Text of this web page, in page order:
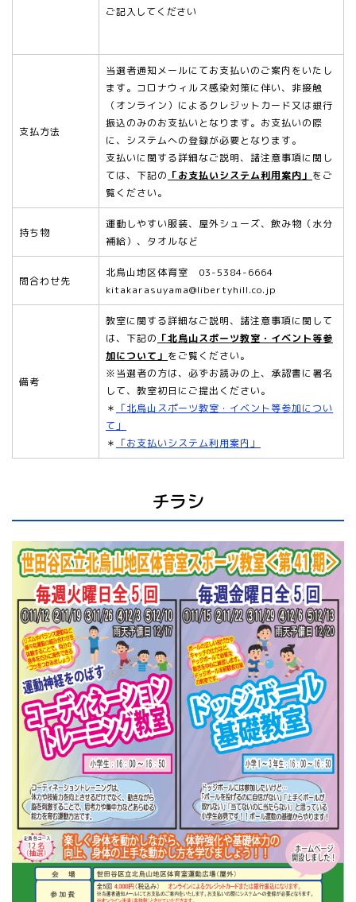
ご記入してください
支払方法
当選者通知メールにてお支払いのご案内をいたし
ます。コロナウィルス感染対策に伴い、非接触
（オンライン）によるクレジットカード又は銀行
振込のみのお支払いとなります。お支払いの際
に、システムへの登録が必要となります。
支払いに関する詳細なご説明、諸注意事項に関し
ては、下記の 「お支払いシステム利用案内」 をご
覧ください。
持ち物
運動しやすい服装、屋外シューズ、飲み物（水分
補給）、タオルなど
問合わせ先
北烏山地区体育室 03-5384-6664
kitakarasuyama@libertyhill.co.jp
備考
教室に関する詳細なご説明、諸注意事項に関して
は、下記の 「北烏山スポーツ教室・イベント等参
加について」 をご覧ください。
※当選者の方は、必ずお読みの上、承認書に署名
して、教室初日にご提出ください。
＊ 「北烏山スポーツ教室・イベント等参加につい
て」
＊ 「お支払いシステム利用案内」
チラシ